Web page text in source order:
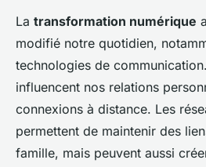
La transformation numérique
modifié notre quotidien,
technologies de
influencent nos relations
connexions à distance. Les
permettent de maintenir des
famille, mais peuvent aussi